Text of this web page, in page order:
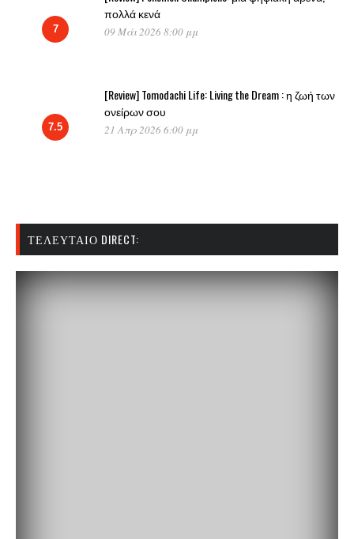
7
πολλά κενά
09 Μάι 2026 8:00 μμ
7.5
[Review] Tomodachi Life: Living the Dream : η ζωή των
ονείρων σου
21 Απρ 2026 6:00 μμ
ΤΕΛΕΥΤΑΊΟ DIRECT: